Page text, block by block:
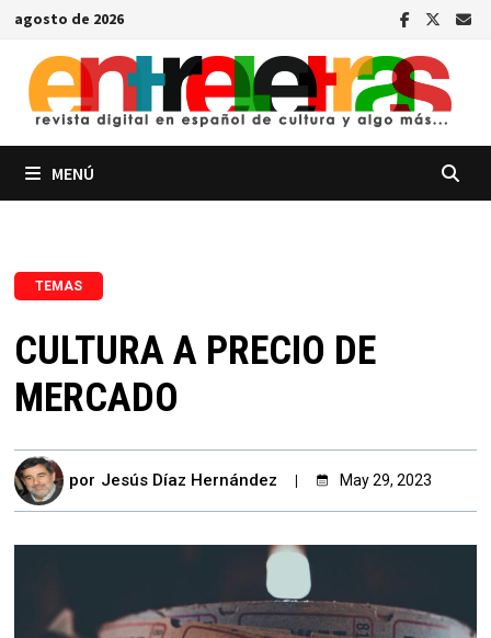
Saltar
contenido
agosto de 2026
MENÚ
TEMAS
CULTURA A PRECIO DE
MERCADO
por Jesús Díaz Hernández May 29, 2023